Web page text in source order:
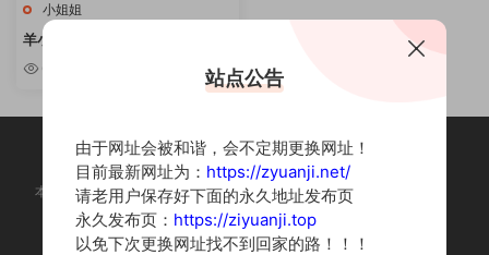
小姐姐
羊小雪 – B站主播写真套图资源
[持续更新]
本站为摄影写真图片网站，内容来自网络收集整理，仅作个人学习使用。
如有违法内容请联系删除
Copyright © 2022 资源集
站点公告
由于网址会被和谐，会不定期更换网址！
目前最新网址为： https://zyuanji.net/
请老用户保存好下面的永久地址发布页
永久发布页： https://ziyuanji.top
以免下次更换网址找不到回家的路！！！